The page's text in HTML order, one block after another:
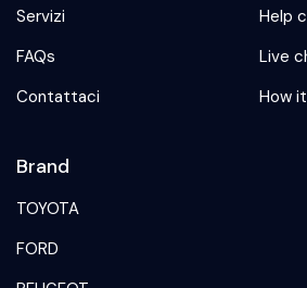
Servizi
FAQs
Contattaci
Help
Live
How
Brand
TOYOTA
FORD